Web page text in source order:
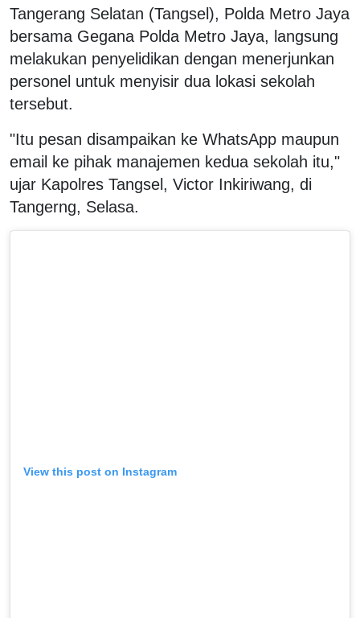
Tangerang Selatan (Tangsel), Polda Metro Jaya
bersama Gegana Polda Metro Jaya, langsung
melakukan penyelidikan dengan menerjunkan
personel untuk menyisir dua lokasi sekolah
tersebut.
"Itu pesan disampaikan ke WhatsApp maupun
email ke pihak manajemen kedua sekolah itu,"
ujar Kapolres Tangsel, Victor Inkiriwang, di
Tangerng, Selasa.
View this post on Instagram